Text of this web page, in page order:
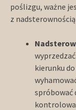
poślizgu, ważne
z
kierunku
spróbować